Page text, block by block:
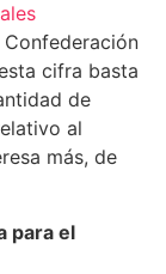
cifra basta
de
al
más, de
para el